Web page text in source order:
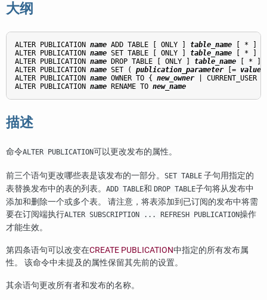
大纲
ALTER PUBLICATION name ADD TABLE [ ONLY ] table_name [ * ]
ALTER PUBLICATION name SET TABLE [ ONLY ] table_name [ * ]
ALTER PUBLICATION name DROP TABLE [ ONLY ] table_name [ * ]
ALTER PUBLICATION name SET ( publication_parameter [= value
ALTER PUBLICATION name OWNER TO { new_owner | CURRENT_USER |
ALTER PUBLICATION name RENAME TO new_name
描述
命令ALTER PUBLICATION可以更改发布的属性。
前三个语句更改哪些表是该发布的一部分。 SET TABLE 子句用指定的
表替换发布中的表的列表。
ADD TABLE和 DROP TABLE子句将从发布中
添加和删除一个或多个表。 请注意，将表添加到已订阅的发布中将需
要在订阅端执行ALTER SUBSCRIPTION ... REFRESH PUBLICATION操作
才能生效。
第四条语句可以改变在CREATE PUBLICATION中指定的所有发布属
性。 该命令中未提及的属性保留其先前的设置。
其余语句更改所有者和发布的名称。